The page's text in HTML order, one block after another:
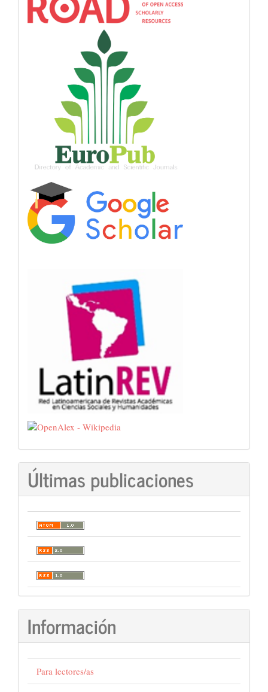
Últimas publicaciones
Información
Para lectores/as